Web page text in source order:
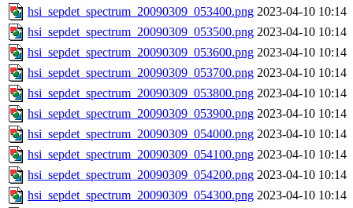
hsi_sepdet_spectrum_20090309_053400.png 2023-04-10 10:14
hsi_sepdet_spectrum_20090309_053500.png 2023-04-10 10:14
hsi_sepdet_spectrum_20090309_053600.png 2023-04-10 10:14
hsi_sepdet_spectrum_20090309_053700.png 2023-04-10 10:14
hsi_sepdet_spectrum_20090309_053800.png 2023-04-10 10:14
hsi_sepdet_spectrum_20090309_053900.png 2023-04-10 10:14
hsi_sepdet_spectrum_20090309_054000.png 2023-04-10 10:14
hsi_sepdet_spectrum_20090309_054100.png 2023-04-10 10:14
hsi_sepdet_spectrum_20090309_054200.png 2023-04-10 10:14
hsi_sepdet_spectrum_20090309_054300.png 2023-04-10 10:14